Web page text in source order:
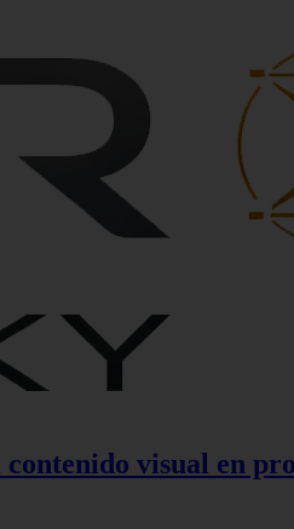
visual en